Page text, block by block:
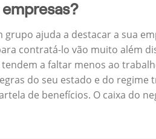
grupo ajuda a destacar a sua
contratá-lo vão muito além
a faltar menos ao
do seu estado e do
de benefícios. O caixa do